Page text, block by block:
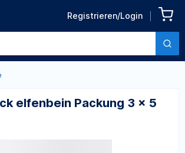
Registrieren/Login
Zurück zu den Produktdetails
elfenbein Packung 3 x 5